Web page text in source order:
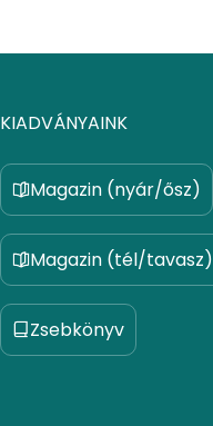
KIADVÁNYAINK
Magazin (nyár/ősz)
Magazin (tél/tavasz)
Zsebkönyv